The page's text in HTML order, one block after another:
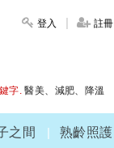
登入 註冊
字. 醫美、 減肥、 降溫
之間 熟齡照護